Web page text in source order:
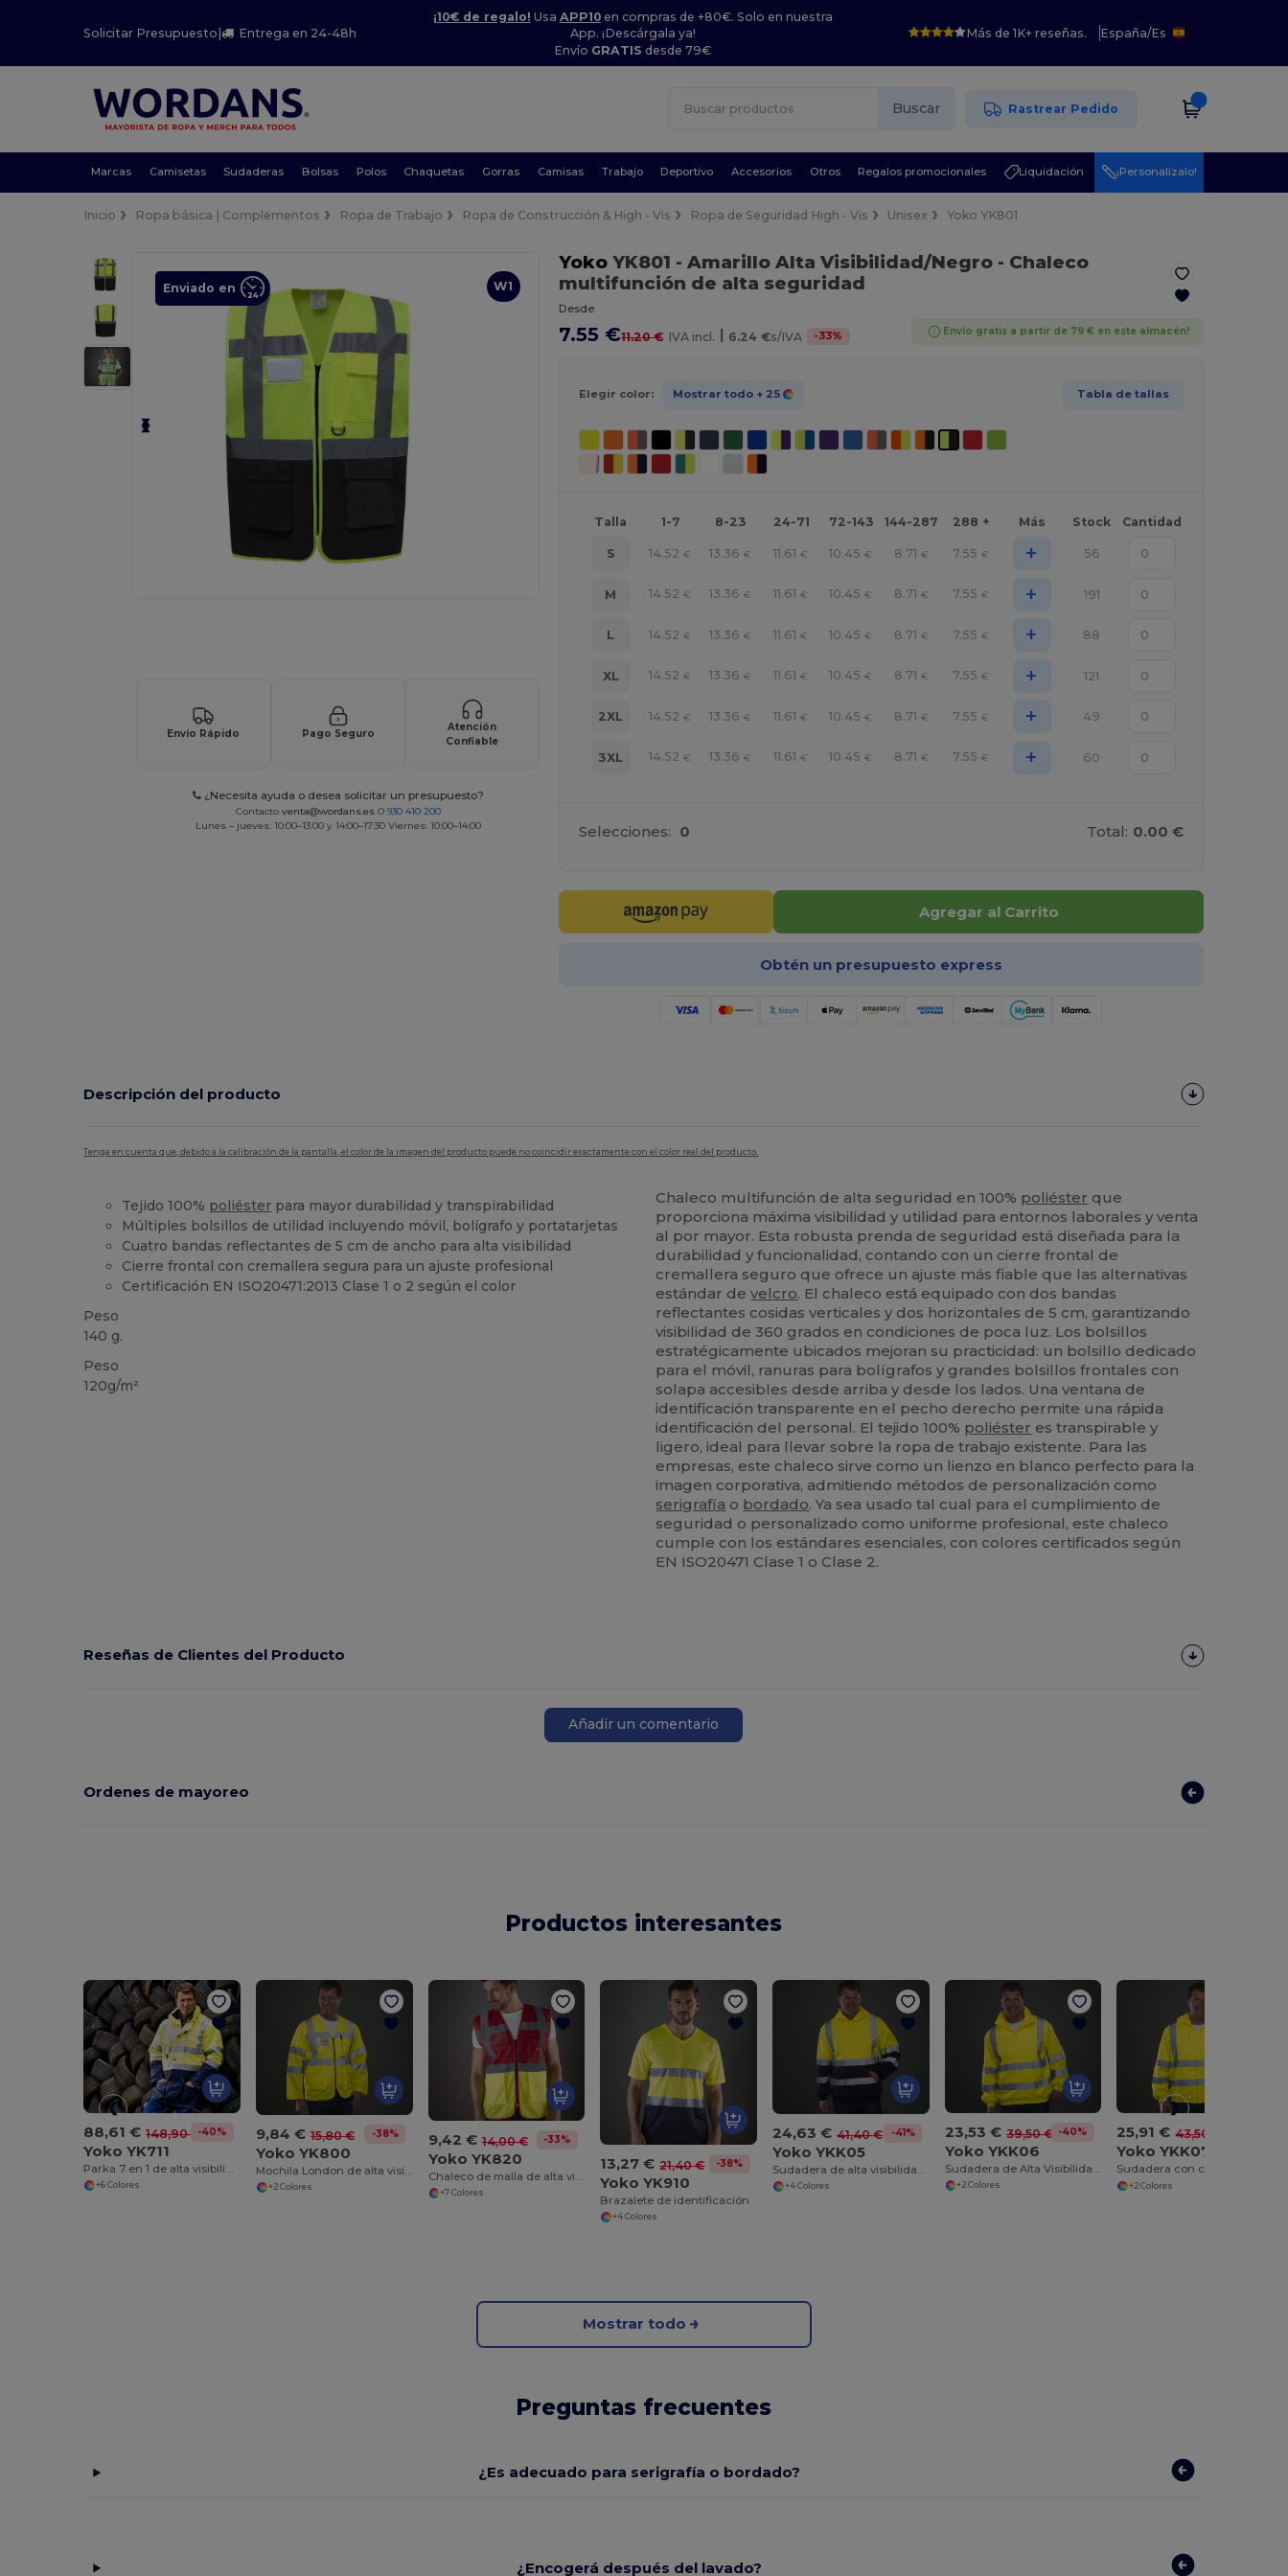
Solicitar Presupuesto | Entrega en 24-48h
¡10€ de regalo! Usa APP10en compras de +80€. Solo en nuestra
App. ¡Descárgala ya!
Envío GRATIS desde 79€
Más de 1K+ reseñas. España/Es
Buscar Rastrear Pedido
Marcas Camisetas Sudaderas Bolsas Polos Chaquetas Gorras Camisas Trabajo Deportivo Accesorios Otros Regalos promocionales Liquidación ¡Personalízalo!
Inicio Ropa básica | Complementos Ropa de Trabajo Ropa de Construcción & High - Vis Ropa de Seguridad High - Vis Unisex Yoko YK801
W1
Enviado en
Envío Rápido Pago Seguro
Atención
Confiable
¿Necesita ayuda o desea solicitar un presupuesto?
Contacto venta@wordans.es O 930 410 200
Lunes – jueves: 10:00–13:00 y 14:00–17:30 Viernes: 10:00–14:00
YokoYK801 - Amarillo Alta Visibilidad/Negro- Chaleco
multifunción de alta seguridad
Desde
7.55 €11.20 € IVA incl. | 6.24 €s/IVA -33% Envío gratis a partir de 79 € en este almacén!
Elegir color: Mostrar todo + 25 Tabla de tallas
Talla 1-7 8-23 24-71 72-143 144-287 288 + Más Stock Cantidad
S 14.52 € 13.36 € 11.61 € 10.45 € 8.71 € 7.55 € + 56
M 14.52 € 13.36 € 11.61 € 10.45 € 8.71 € 7.55 € + 191
L 14.52 € 13.36 € 11.61 € 10.45 € 8.71 € 7.55 € + 88
XL 14.52 € 13.36 € 11.61 € 10.45 € 8.71 € 7.55 € + 121
2XL 14.52 € 13.36 € 11.61 € 10.45 € 8.71 € 7.55 € + 49
3XL 14.52 € 13.36 € 11.61 € 10.45 € 8.71 € 7.55 € + 60
Selecciones: 0 Total: 0.00 €
Agregar al Carrito
Obtén un presupuesto express
Descripción del producto
Tenga en cuenta que, debido a la calibración de la pantalla, el color de la imagen del producto puede no coincidir exactamente con el color real del producto.
Tejido 100% poliéster para mayor durabilidad y transpirabilidad
Múltiples bolsillos de utilidad incluyendo móvil, bolígrafo y portatarjetas
Cuatro bandas reflectantes de 5 cm de ancho para alta visibilidad
Cierre frontal con cremallera segura para un ajuste profesional
Certificación EN ISO20471:2013 Clase 1 o 2 según el color
Peso
140 g.
Peso
120g/m²
Chaleco multifunción de alta seguridad en 100% poliéster que
proporciona máxima visibilidad y utilidad para entornos laborales y venta
al por mayor. Esta robusta prenda de seguridad está diseñada para la
durabilidad y funcionalidad, contando con un cierre frontal de
cremallera seguro que ofrece un ajuste más fiable que las alternativas
estándar develcro. El chaleco está equipado con dos bandas
reflectantes cosidas verticales y dos horizontales de 5 cm, garantizando
visibilidad de 360 grados en condiciones de poca luz. Los bolsillos
estratégicamente ubicados mejoran su practicidad: un bolsillo dedicado
para el móvil, ranuras para bolígrafos y grandes bolsillos frontales con
solapa accesibles desde arriba y desde los lados. Una ventana de
identificación transparente en el pecho derecho permite una rápida
identificación del personal. El tejido 100% poliéster es transpirable y
ligero, ideal para llevar sobre la ropa de trabajo existente. Para las
empresas, este chaleco sirve como un lienzo en blanco perfecto para la
imagen corporativa, admitiendo métodos de personalización como
serigrafía o bordado. Ya sea usado tal cual para el cumplimiento de
seguridad o personalizado como uniforme profesional, este chaleco
cumple con los estándares esenciales, con colores certificados según
EN ISO20471 Clase 1 o Clase 2.
Reseñas de Clientes del Producto
Añadir un comentario
Ordenes de mayoreo
Productos interesantes
88,61 € 148,90 €-40%
Yoko YK711
Parka 7 en 1 de alta visibilidad
+6 Colores
9,84 € 15,80 € -38%
Yoko YK800
Mochila London de alta visibilidad
+2 Colores
9,42 € 14,00 € -33%
Yoko YK820
+7 Colores
13,27 € 21,40 € -38%
Yoko YK910
Brazalete de identificación
+4 Colores
24,63 € 41,40 € -41%
Yoko YKK05
Sudadera de alta visibilidad con cremallera
+4 Colores
23,53 € 39,50 € -40%
Yoko YKK06
+2 Colores
25,91 € 43,50 €
Yoko YKK07
+2 Colores
Mostrar todo
Preguntas frecuentes
¿Es adecuado para serigrafía o bordado?
¿Encogerá después del lavado?